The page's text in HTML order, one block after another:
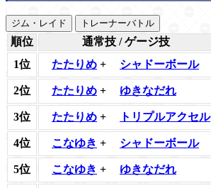
ジム・レイド トレーナーバトル
順位 通常技 / ゲージ技
1位
たたりめ + シャドーボール
2位 たたりめ + ゆきなだれ
3位 たたりめ + トリプルアクセル
4位 こなゆき + シャドーボール
5位 こなゆき + ゆきなだれ